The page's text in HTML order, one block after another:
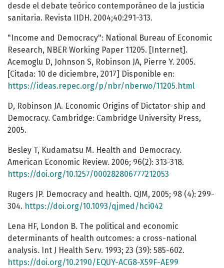
desde el debate teórico contemporáneo de la justicia
sanitaria. Revista IIDH. 2004;40:291-313.
"Income and Democracy": National Bureau of Economic
Research, NBER Working Paper 11205. [Internet].
Acemoglu D, Johnson S, Robinson JA, Pierre Y. 2005.
[Citada: 10 de diciembre, 2017] Disponible en:
https://ideas.repec.org/p/nbr/nberwo/11205.html
D, Robinson JA. Economic Origins of Dictator-ship and
Democracy. Cambridge: Cambridge University Press,
2005.
Besley T, Kudamatsu M. Health and Democracy.
American Economic Review. 2006; 96(2): 313-318.
https://doi.org/10.1257/000282806777212053
Rugers JP. Democracy and health. QJM, 2005; 98 (4): 299-
304. https://doi.org/10.1093/qjmed/hci042
Lena HF, London B. The political and economic
determinants of health outcomes: a cross-national
analysis. Int J Health Serv. 1993; 23 (39): 585-602.
https://doi.org/10.2190/EQUY-ACG8-X59F-AE99